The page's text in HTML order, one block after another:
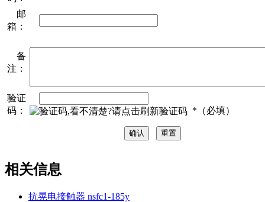
邮
箱：
备
注：
验证
码：
*（必填）
相关信息
抗晃电接触器 nsfc1-185y